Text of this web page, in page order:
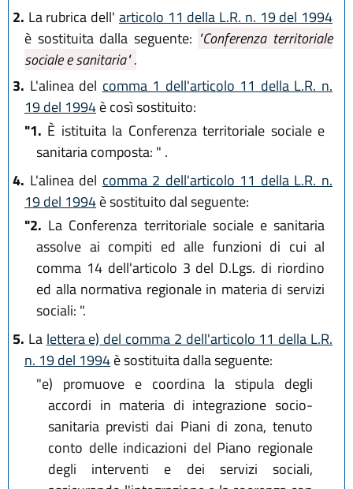
2. La rubrica dell' articolo 11 della L.R. n. 19 del 1994
è sostituita dalla seguente: "Conferenza territoriale
sociale e sanitaria" .
3. L'alinea del comma 1 dell'articolo 11 della L.R. n.
19 del 1994è così sostituito:
"1. È istituita la Conferenza territoriale sociale e
sanitaria composta: " .
4. L'alinea del comma 2 dell'articolo 11 della L.R. n.
19 del 1994è sostituito dal seguente:
"2. La Conferenza territoriale sociale e sanitaria
assolve ai compiti ed alle funzioni di cui al
comma 14 dell'articolo 3 del D.Lgs. di riordino
ed alla normativa regionale in materia di servizi
sociali: ".
5. La lettera e) del comma 2 dell'articolo 11 della L.R.
n. 19 del 1994è sostituita dalla seguente:
"e) promuove e coordina la stipula degli
accordi in materia di integrazione socio-
sanitaria previsti dai Piani di zona, tenuto
conto delle indicazioni del Piano regionale
degli interventi e dei servizi sociali,